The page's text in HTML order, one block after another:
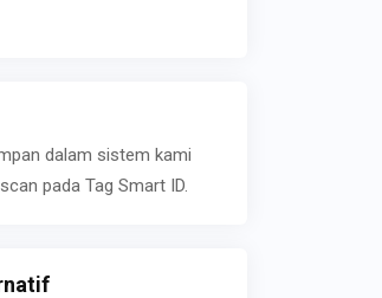
dalam sistem kami
pada Tag Smart ID.